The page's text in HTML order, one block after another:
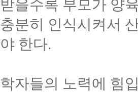
받을수록 부모가 양
충분히 인식시켜서
야 한다.
학자들의 노력에 힘